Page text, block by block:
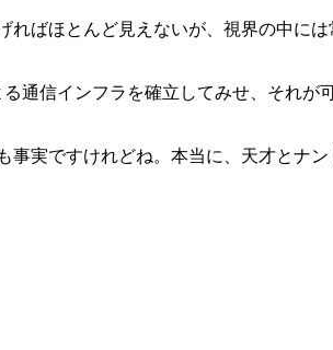
ばほとんど見えないが、視界の中に
通信インフラを確立してみせ、それ
実ですけれどね。本当に、天才とナ